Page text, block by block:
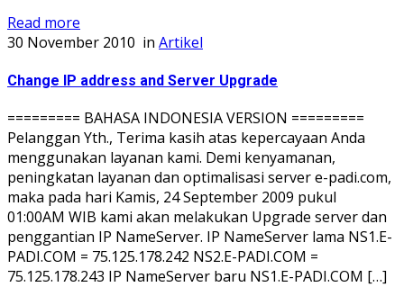
Read more
30 November 2010 in Artikel
Change IP address and Server Upgrade
========= BAHASA INDONESIA VERSION =========
Pelanggan Yth., Terima kasih atas kepercayaan Anda
menggunakan layanan kami. Demi kenyamanan,
peningkatan layanan dan optimalisasi server e-padi.com,
maka pada hari Kamis, 24 September 2009 pukul
01:00AM WIB kami akan melakukan Upgrade server dan
penggantian IP NameServer. IP NameServer lama NS1.E-
PADI.COM = 75.125.178.242 NS2.E-PADI.COM =
75.125.178.243 IP NameServer baru NS1.E-PADI.COM […]